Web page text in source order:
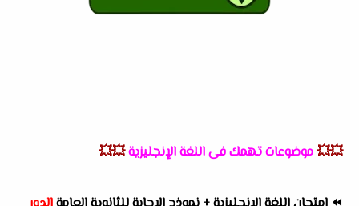
💥💥 موضوعات تهمك فى اللغة الإنجليزية💥💥